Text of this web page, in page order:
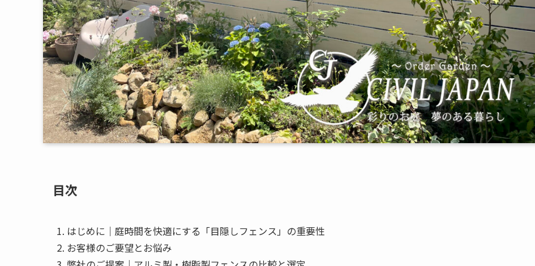
目次
はじめに｜庭時間を快適にする「目隠しフェンス」の重要性
お客様のご要望とお悩み